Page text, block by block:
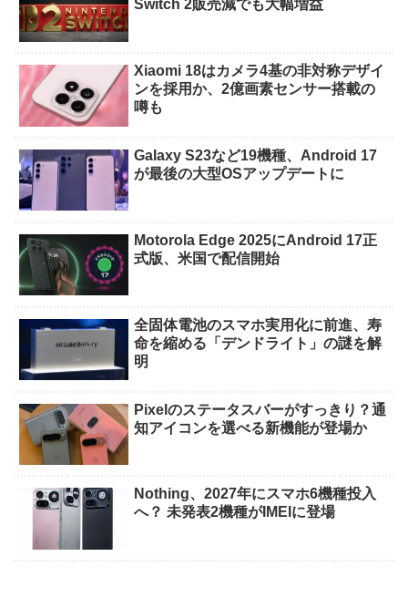
Switch 2販売減でも大幅増益
Xiaomi 18はカメラ4基の非対称デザイ
ンを採用か、2億画素センサー搭載の
噂も
Galaxy S23など19機種、Android 17
が最後の大型OSアップデートに
Motorola Edge 2025にAndroid 17正
式版、米国で配信開始
全固体電池のスマホ実用化に前進、寿
命を縮める「デンドライト」の謎を解
明
Pixelのステータスバーがすっきり？通
知アイコンを選べる新機能が登場か
Nothing、2027年にスマホ6機種投入
へ？ 未発表2機種がIMEIに登場